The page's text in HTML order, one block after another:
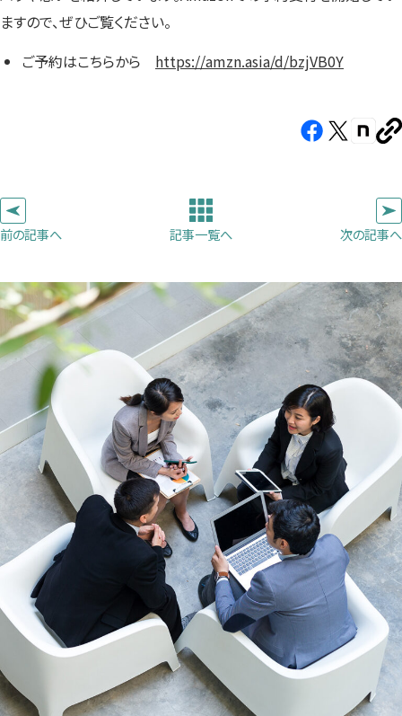
ますので、ぜひご覧ください。
ご予約はこちらから https://amzn.asia/d/bzjVB0Y
Facebook（新
き
ま
す）
X（新
き
ま
す）
note（新
で
き
ま
す）
ー
前の記事へ 記事一覧へ 次の記事へ